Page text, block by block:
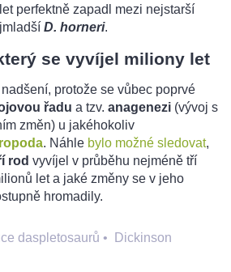
perfektně zapadl mezi nejstarší
D. horneri.
se vyvíjel miliony let
nadšení, protože se vůbec poprvé
řadu a tzv. anagenezi (vývoj s
změn) u jakéhokoliv
. Náhle bylo možné sledovat,
rod vyvíjel v průběhu nejméně tří
let a jaké změny se v jeho
hromadily.
daspletosaurů •
Dickinson